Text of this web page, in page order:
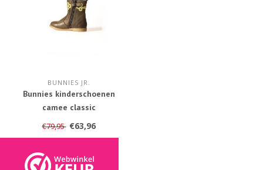
BUNNIES JR.
Bunnies kinderschoenen
camee classic
€79,95 €63,96